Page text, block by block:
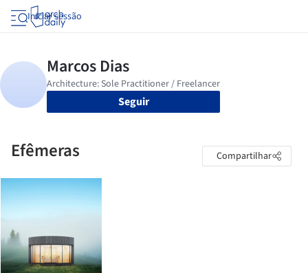
Iniciar sessão
Seguir
Efêmeras Compartilhar